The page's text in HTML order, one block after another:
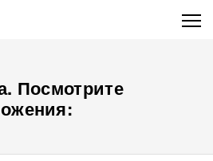
Посмотрите